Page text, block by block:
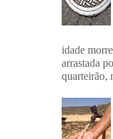
idade
arrastada
quarteirão,